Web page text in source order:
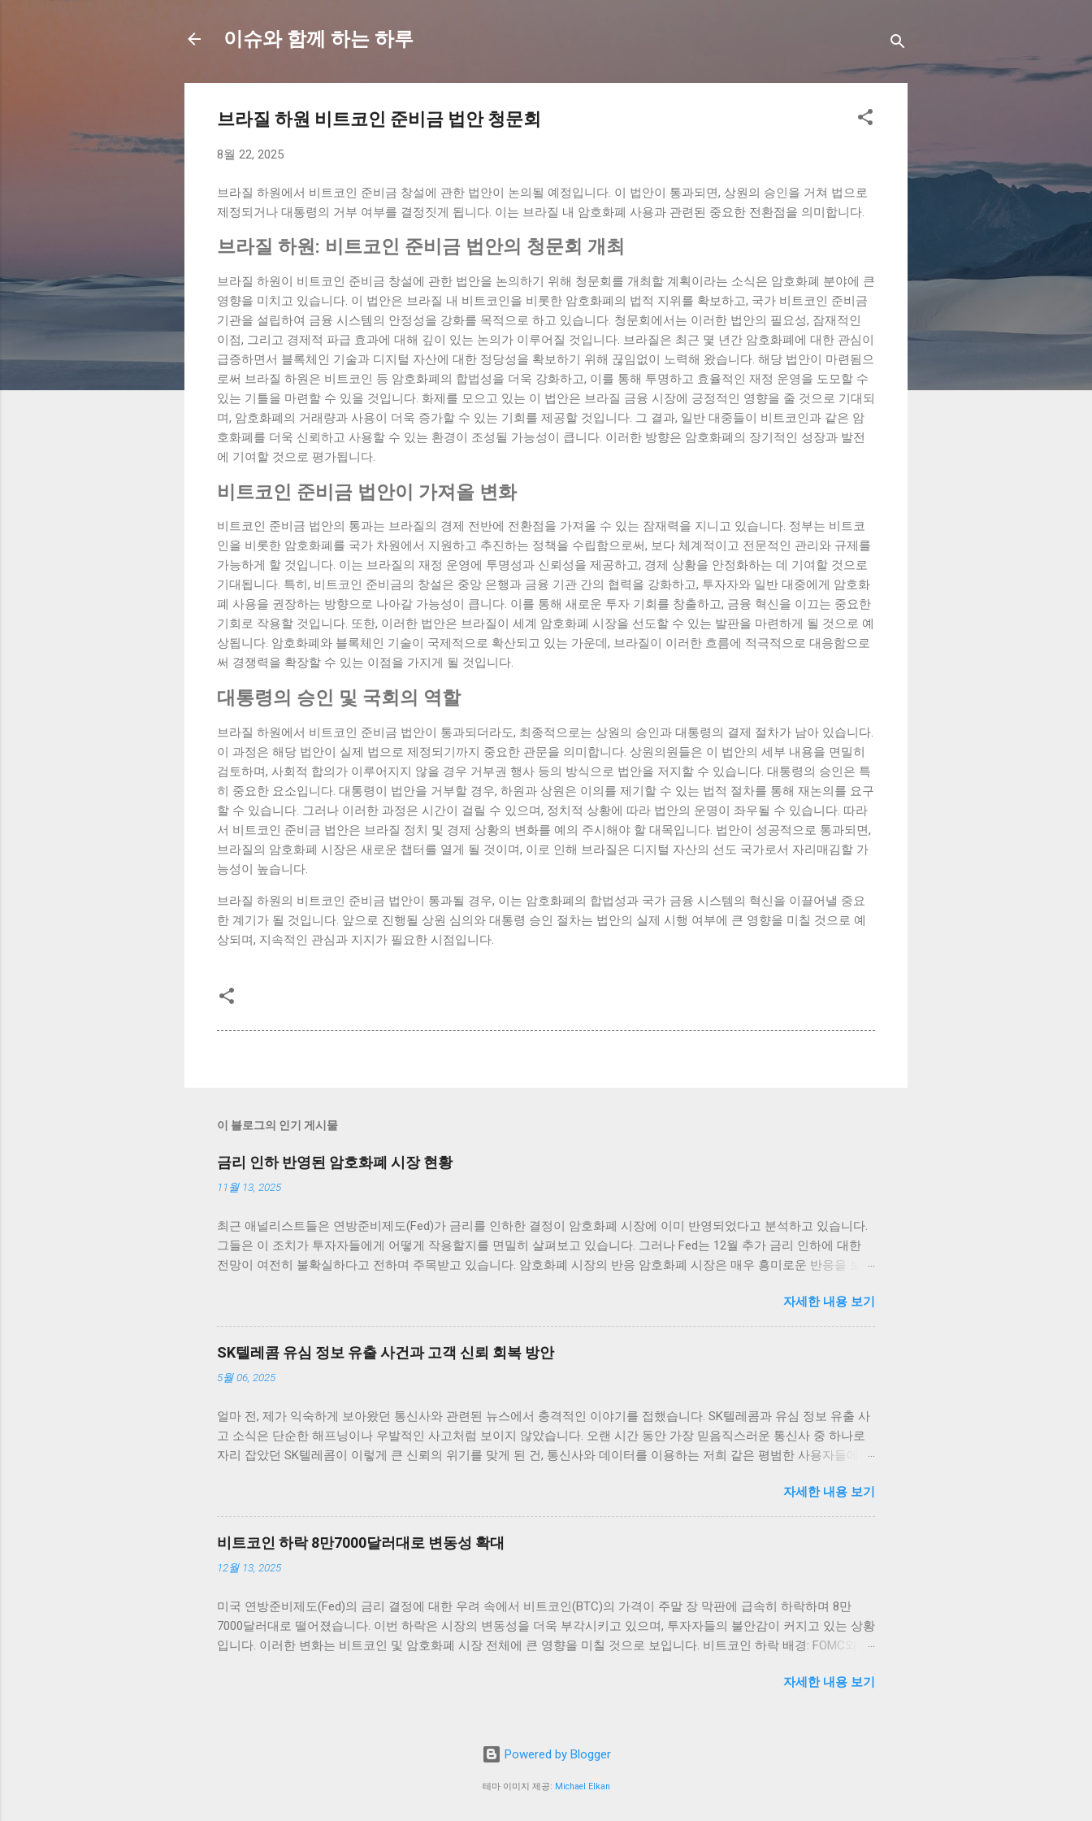
이슈와 함께 하는 하루
브라질 하원 비트코인 준비금 법안 청문회
8월 22, 2025
브라질 하원에서 비트코인 준비금 창설에 관한 법안이 논의될 예정입니다. 이 법안이 통과되면, 상원의 승인을 거쳐 법으로
제정되거나 대통령의 거부 여부를 결정짓게 됩니다. 이는 브라질 내 암호화폐 사용과 관련된 중요한 전환점을 의미합니다.
브라질 하원: 비트코인 준비금 법안의 청문회 개최
브라질 하원이 비트코인 준비금 창설에 관한 법안을 논의하기 위해 청문회를 개최할 계획이라는 소식은 암호화폐 분야에 큰
영향을 미치고 있습니다. 이 법안은 브라질 내 비트코인을 비롯한 암호화폐의 법적 지위를 확보하고, 국가 비트코인 준비금
기관을 설립하여 금융 시스템의 안정성을 강화를 목적으로 하고 있습니다. 청문회에서는 이러한 법안의 필요성, 잠재적인
이점, 그리고 경제적 파급 효과에 대해 깊이 있는 논의가 이루어질 것입니다. 브라질은 최근 몇 년간 암호화폐에 대한 관심이
급증하면서 블록체인 기술과 디지털 자산에 대한 정당성을 확보하기 위해 끊임없이 노력해 왔습니다. 해당 법안이 마련됨으
로써 브라질 하원은 비트코인 등 암호화폐의 합법성을 더욱 강화하고, 이를 통해 투명하고 효율적인 재정 운영을 도모할 수
있는 기틀을 마련할 수 있을 것입니다. 화제를 모으고 있는 이 법안은 브라질 금융 시장에 긍정적인 영향을 줄 것으로 기대되
며, 암호화폐의 거래량과 사용이 더욱 증가할 수 있는 기회를 제공할 것입니다. 그 결과, 일반 대중들이 비트코인과 같은 암
호화폐를 더욱 신뢰하고 사용할 수 있는 환경이 조성될 가능성이 큽니다. 이러한 방향은 암호화폐의 장기적인 성장과 발전
에 기여할 것으로 평가됩니다.
비트코인 준비금 법안이 가져올 변화
비트코인 준비금 법안의 통과는 브라질의 경제 전반에 전환점을 가져올 수 있는 잠재력을 지니고 있습니다. 정부는 비트코
인을 비롯한 암호화폐를 국가 차원에서 지원하고 추진하는 정책을 수립함으로써, 보다 체계적이고 전문적인 관리와 규제를
가능하게 할 것입니다. 이는 브라질의 재정 운영에 투명성과 신뢰성을 제공하고, 경제 상황을 안정화하는 데 기여할 것으로
기대됩니다. 특히, 비트코인 준비금의 창설은 중앙 은행과 금융 기관 간의 협력을 강화하고, 투자자와 일반 대중에게 암호화
폐 사용을 권장하는 방향으로 나아갈 가능성이 큽니다. 이를 통해 새로운 투자 기회를 창출하고, 금융 혁신을 이끄는 중요한
기회로 작용할 것입니다. 또한, 이러한 법안은 브라질이 세계 암호화폐 시장을 선도할 수 있는 발판을 마련하게 될 것으로 예
상됩니다. 암호화폐와 블록체인 기술이 국제적으로 확산되고 있는 가운데, 브라질이 이러한 흐름에 적극적으로 대응함으로
써 경쟁력을 확장할 수 있는 이점을 가지게 될 것입니다.
대통령의 승인 및 국회의 역할
브라질 하원에서 비트코인 준비금 법안이 통과되더라도, 최종적으로는 상원의 승인과 대통령의 결제 절차가 남아 있습니다.
이 과정은 해당 법안이 실제 법으로 제정되기까지 중요한 관문을 의미합니다. 상원의원들은 이 법안의 세부 내용을 면밀히
검토하며, 사회적 합의가 이루어지지 않을 경우 거부권 행사 등의 방식으로 법안을 저지할 수 있습니다. 대통령의 승인은 특
히 중요한 요소입니다. 대통령이 법안을 거부할 경우, 하원과 상원은 이의를 제기할 수 있는 법적 절차를 통해 재논의를 요구
할 수 있습니다. 그러나 이러한 과정은 시간이 걸릴 수 있으며, 정치적 상황에 따라 법안의 운명이 좌우될 수 있습니다. 따라
서 비트코인 준비금 법안은 브라질 정치 및 경제 상황의 변화를 예의 주시해야 할 대목입니다. 법안이 성공적으로 통과되면,
브라질의 암호화폐 시장은 새로운 챕터를 열게 될 것이며, 이로 인해 브라질은 디지털 자산의 선도 국가로서 자리매김할 가
능성이 높습니다.
브라질 하원의 비트코인 준비금 법안이 통과될 경우, 이는 암호화폐의 합법성과 국가 금융 시스템의 혁신을 이끌어낼 중요
한 계기가 될 것입니다. 앞으로 진행될 상원 심의와 대통령 승인 절차는 법안의 실제 시행 여부에 큰 영향을 미칠 것으로 예
상되며, 지속적인 관심과 지지가 필요한 시점입니다.
이 블로그의 인기 게시물
금리 인하 반영된 암호화폐 시장 현황
11월 13, 2025
최근 애널리스트들은 연방준비제도(Fed)가 금리를 인하한 결정이 암호화폐 시장에 이미 반영되었다고 분석하고 있습니다.
그들은 이 조치가 투자자들에게 어떻게 작용할지를 면밀히 살펴보고 있습니다. 그러나 Fed는 12월 추가 금리 인하에 대한
전망이 여전히 불확실하다고 전하며 주목받고 있습니다. 암호화폐 시장의 반응 암호화폐 시장은 매우 흥미로운 반응을 보이
했습니다. 이러한 상승세는 애널리스트들에 의하면 이미 시장에 반영이 되어 있었던 것으로 해석되고 있습니다. 가장 먼저
비트코인을 살펴보면, 단기적인 가격 변동 범위 내에서 긍정적인 움직임을 보여 주고 있습니다. 금리 인하 발표가 나자, 비트
코인은 약 5% 이상 상승하면서 투자자들에게 희망적인 신호를 전달했습니다. 이처럼 주요 암호화폐들이 시장의 심리에 따
라 빠르게 반응하는 것은 상당히 흥미로운 일이며, 앞으로의 동향에 대한 논의가 필요합니다. 그 외에도 이더리움, 리플 등
다른 암호화폐들도 비슷한 패턴을 보이고 있습니다. 이러한 상황에서 암호화폐 투자자들은 앞으로 금리가 어떻게 변화할지
히 존재하기 때문입니다. 시장 트렌드 분석 현재 암호화폐 시장에서는 금리 인하 이후 매수세가 강하게 일어나고 있는 가운
데, 여러 요소가 시장의 향방을 결정짓고 있습니다. 특히, 낮은 금리 환경은 기관 투자자들이 암호화폐에 대한 관심을 더욱
높이는 계기로 작용하고 있습니다. 금리가 낮아지면 자산의 상대적인 매력도도 증가하게 되므로, 주식시장이나 다른 투자
자세한 내용 보기
SK텔레콤 유심 정보 유출 사건과 고객 신뢰 회복 방안
5월 06, 2025
얼마 전, 제가 익숙하게 보아왔던 통신사와 관련된 뉴스에서 충격적인 이야기를 접했습니다. SK텔레콤과 유심 정보 유출 사
고 소식은 단순한 해프닝이나 우발적인 사고처럼 보이지 않았습니다. 오랜 시간 동안 가장 믿음직스러운 통신사 중 하나로
자리 잡았던 SK텔레콤이 이렇게 큰 신뢰의 위기를 맞게 된 건, 통신사와 데이터를 이용하는 저희 같은 평범한 사용자들에게
동안 떠나지 않았습니다. 이 결정은 그 자체로도 놀라웠지만, 더 나아가 이번 사태가 우리 사회와 기술, 그리고 고객 신뢰와
어떤 방향으로 얽혀 있는지 생각해보게 되는 계기가 되었습니다. 사실 해킹과 보안 누출은 더 이상 우리에게 생소한 이슈가
아닙니다. 그런데도 이번 사건은 평범함을 넘어섰습니다. 왜냐하면 해킹의 결과가 단순히 기술적인 손실에 그치지 않고, 그
피해가 고객의 개인정보와 연결되었던 것이니까요. 이런 상황에서 저는 단순히 "안타깝다" 같은 감정을 넘어서, 이러한 문제
를 조금 더 근본적으로 들여다보고 싶었습니다. 소비자의 신뢰와 관계된 문제라면, 단순히 기술적 해결책만이 답은 아닐 테
이라는 작은 칩 안에는 사실 신분증이나 다름없는 개인정보가 녹아 들어 있습니다. 전화번호, 인증번호 등을 비롯한 다양한
데이터는 유심을 통해 보안 장치로 관리됩니다. 하지만 이런 중요한 정보가 대규모 해킹으로 유출되었다는 것은 고객 입장
에서 상상 이상으로 큰 위협으로 다가옵니다. 이동통신사는 단순 서비스 제공 업체가 아니라, 우리의 '디지털 정체성'을 보관
자세한 내용 보기
비트코인 하락 8만7000달러대로 변동성 확대
12월 13, 2025
미국 연방준비제도(Fed)의 금리 결정에 대한 우려 속에서 비트코인(BTC)의 가격이 주말 장 막판에 급속히 하락하며 8만
7000달러대로 떨어졌습니다. 이번 하락은 시장의 변동성을 더욱 부각시키고 있으며, 투자자들의 불안감이 커지고 있는 상황
입니다. 이러한 변화는 비트코인 및 암호화폐 시장 전체에 큰 영향을 미칠 것으로 보입니다. 비트코인 하락 배경: FOMC와 시
은 연준이 금리를 얼마나 인상할지를 주의 깊게 살펴보고 있으며, 이로 인해 비트코인 시장에 부정적인 영향을 미치고 있습
기다리는 동안 변동성이 커질 수밖에 없는 상황입니다. 과거 사례를 보면, 연준의 정책 변화는 많은 경우 암호화폐 시장에 큰
영향을 미쳤고, 이번에도 그 예외는 아닐 것입니다. 따라서 현재의 비트코인 하락은 단순한 가격 조정 이상으로 여겨지며, 향
후 연준의 결정에 따라 추가적인 하락세 또는 반등이 있을 가능성이 큽니다. 투자자들은 이러한 불확실성을 감안하여 신중
자세한 내용 보기
Powered by Blogger
테마 이미지 제공: Michael Elkan